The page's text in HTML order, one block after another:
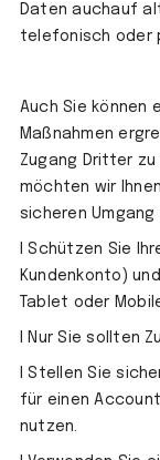
Daten auchauf
telefonisch oder
Auch Sie können
Maßnahmen
Zugang Dritter
möchten wir
sicheren
l Schützen Sie
Kundenkonto)
Tablet oder
l Nur Sie sollten
l Stellen Sie
für einen
nutzen.